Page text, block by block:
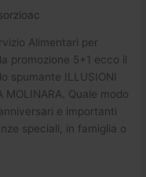
Alimentari per
promozione 5+1 ecco il
spumante ILLUSIONI
Quale modo
e importanti
speciali, in famiglia o